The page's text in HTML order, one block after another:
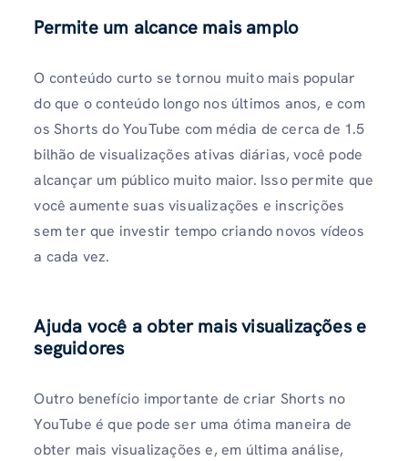
Permite um alcance mais amplo
O conteúdo curto se tornou muito mais popular
do que o conteúdo longo nos últimos anos, e com
os Shorts do YouTube com média de cerca de 1.5
bilhão de visualizações ativas diárias, você pode
alcançar um público muito maior. Isso permite que
você aumente suas visualizações e inscrições
sem ter que investir tempo criando novos vídeos
a cada vez.
Ajuda você a obter mais visualizações e
seguidores
Outro benefício importante de criar Shorts no
YouTube é que pode ser uma ótima maneira de
obter mais visualizações e, em última análise,